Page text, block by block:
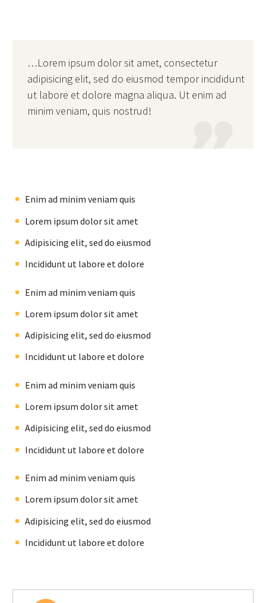
…Lorem ipsum dolor sit amet, consectetur
adipisicing elit, sed do eiusmod tempor incididunt
ut labore et dolore magna aliqua. Ut enim ad
minim veniam, quis nostrud!
Enim ad minim veniam quis
Lorem ipsum dolor sit amet
Adipisicing elit, sed do eiusmod
Incididunt ut labore et dolore
Enim ad minim veniam quis
Lorem ipsum dolor sit amet
Adipisicing elit, sed do eiusmod
Incididunt ut labore et dolore
Enim ad minim veniam quis
Lorem ipsum dolor sit amet
Adipisicing elit, sed do eiusmod
Incididunt ut labore et dolore
Enim ad minim veniam quis
Lorem ipsum dolor sit amet
Adipisicing elit, sed do eiusmod
Incididunt ut labore et dolore